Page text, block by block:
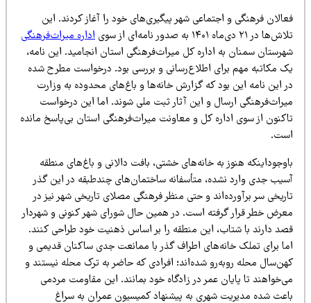
فرهنگی و اجتماعی شهر پیگیری‌های خود را آغاز کردند. این
در ۲۱ دی‌ماه ۱۴۰۱ به صدور نامه‌ای از سوی
اداره میراث‌فرهنگی
سمنان به اداره کل میراث‌فرهنگی استان انجامید. این نامه،
مکاتبه مهم برای اطلاع‌رسانی و بررسی بود. درخواست مطرح شده
این نامه این بود که گزارش خانه‌ها و باغ‌های محدوده به وزارت
ارسال و این آثار ثبت ملی شوند. اما این درخواست
از سوی اداره کل و معاونت میراث‌فرهنگی استان بی‌پاسخ مانده
هنوز به خانه‌های خشتی، بافت دالانی و باغ‌های منطقه
جدی وارد نشده، متأسفانه ساختمان‌های چندطبقه در این گذر
سر برآورده‌اند و حتی منظر فرهنگی مصلای تاریخی شهر نیز در
خطر قرار گرفته است. در همین حال شورای شهر کنونی و شهردار
دارند با شتاب، این منطقه را بر اساس ذهنیت خود طراحی کنند.
برای تملک خانه‌های اطراف گذر با ممانعت جدی ساکنان قدیمی و
محله روبه‌رو شده‌اند؛ افرادی که حاضر به ترک محله نیستند و
تا پایان عمر در زادگاه خود بمانند. این مقاومت مردمی
شده مدیریت شهری به پیشنهاد کمیسیون عمران به سراغ